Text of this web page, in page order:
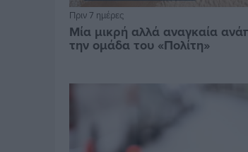
Πριν 7 ημέρες
Μία μικρή αλλά αναγκαία
την ομάδα του «Πολίτη»